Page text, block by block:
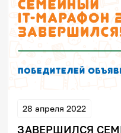
28 апреля 2022
ЗАВЕРШИЛСЯ